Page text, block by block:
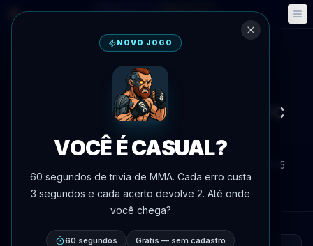
🎮 Fantasy 📅 Eventos
Voltar às notícias
Anúncio de luta
Micallef Enfrenta Elliott no UFC
, 13:05
AgentMMA.com
NOVO JOGO
VOCÊ É CASUAL?
60 segundos de trivia de MMA. Cada erro custa
3 segundos e cada acerto devolve 2. Até onde
você chega?
60 segundos Grátis — sem cadastro